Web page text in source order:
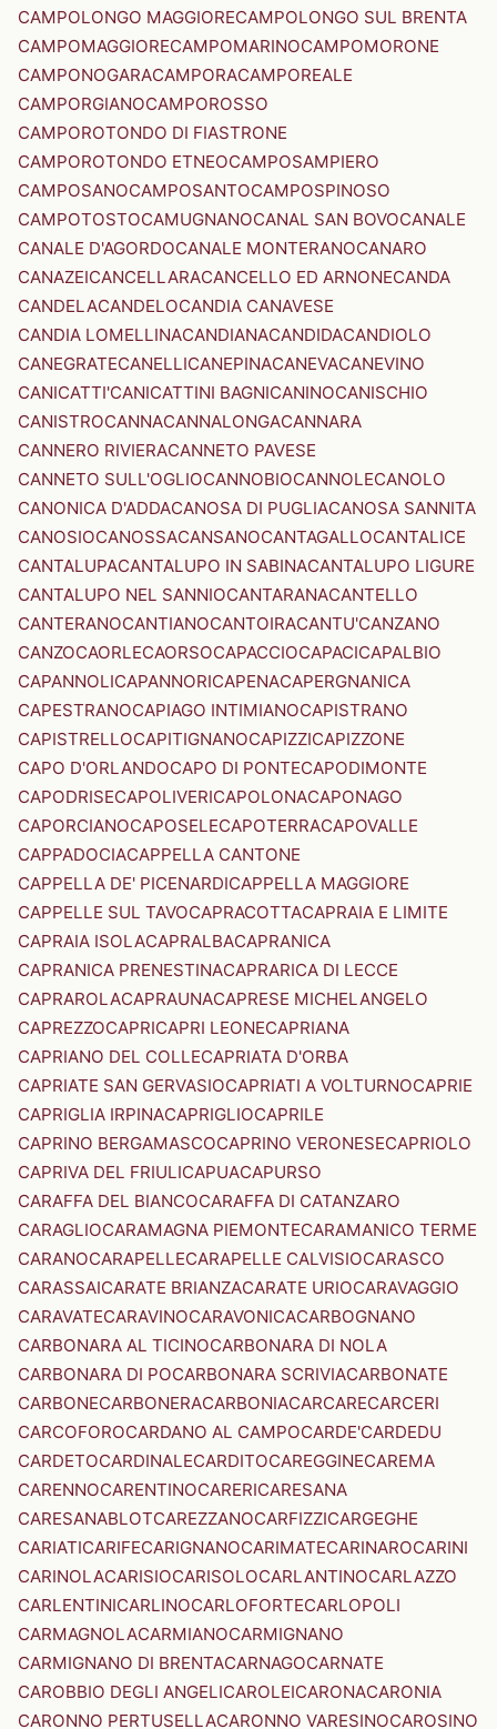
CAMPOLONGO MAGGIORECAMPOLONGO SUL BRENTA
CAMPOMAGGIORECAMPOMARINOCAMPOMORONE
CAMPONOGARACAMPORACAMPOREALE
CAMPORGIANOCAMPOROSSO
CAMPOROTONDO DI FIASTRONE
CAMPOROTONDO ETNEOCAMPOSAMPIERO
CAMPOSANOCAMPOSANTOCAMPOSPINOSO
CAMPOTOSTOCAMUGNANOCANAL SAN BOVOCANALE
CANALE D'AGORDOCANALE MONTERANOCANARO
CANAZEICANCELLARACANCELLO ED ARNONECANDA
CANDELACANDELOCANDIA CANAVESE
CANDIA LOMELLINACANDIANACANDIDACANDIOLO
CANEGRATECANELLICANEPINACANEVACANEVINO
CANICATTI'CANICATTINI BAGNICANINOCANISCHIO
CANISTROCANNACANNALONGACANNARA
CANNERO RIVIERACANNETO PAVESE
CANNETO SULL'OGLIOCANNOBIOCANNOLECANOLO
CANONICA D'ADDACANOSA DI PUGLIACANOSA SANNITA
CANOSIOCANOSSACANSANOCANTAGALLOCANTALICE
CANTALUPACANTALUPO IN SABINACANTALUPO LIGURE
CANTALUPO NEL SANNIOCANTARANACANTELLO
CANTERANOCANTIANOCANTOIRACANTU'CANZANO
CANZOCAORLECAORSOCAPACCIOCAPACICAPALBIO
CAPANNOLICAPANNORICAPENACAPERGNANICA
CAPESTRANOCAPIAGO INTIMIANOCAPISTRANO
CAPISTRELLOCAPITIGNANOCAPIZZICAPIZZONE
CAPO D'ORLANDOCAPO DI PONTECAPODIMONTE
CAPODRISECAPOLIVERICAPOLONACAPONAGO
CAPORCIANOCAPOSELECAPOTERRACAPOVALLE
CAPPADOCIACAPPELLA CANTONE
CAPPELLA DE' PICENARDICAPPELLA MAGGIORE
CAPPELLE SUL TAVOCAPRACOTTACAPRAIA E LIMITE
CAPRAIA ISOLACAPRALBACAPRANICA
CAPRANICA PRENESTINACAPRARICA DI LECCE
CAPRAROLACAPRAUNACAPRESE MICHELANGELO
CAPREZZOCAPRICAPRI LEONECAPRIANA
CAPRIANO DEL COLLECAPRIATA D'ORBA
CAPRIATE SAN GERVASIOCAPRIATI A VOLTURNOCAPRIE
CAPRIGLIA IRPINACAPRIGLIOCAPRILE
CAPRINO BERGAMASCOCAPRINO VERONESECAPRIOLO
CAPRIVA DEL FRIULICAPUACAPURSO
CARAFFA DEL BIANCOCARAFFA DI CATANZARO
CARAGLIOCARAMAGNA PIEMONTECARAMANICO TERME
CARANOCARAPELLECARAPELLE CALVISIOCARASCO
CARASSAICARATE BRIANZACARATE URIOCARAVAGGIO
CARAVATECARAVINOCARAVONICACARBOGNANO
CARBONARA AL TICINOCARBONARA DI NOLA
CARBONARA DI POCARBONARA SCRIVIACARBONATE
CARBONECARBONERACARBONIACARCARECARCERI
CARCOFOROCARDANO AL CAMPOCARDE'CARDEDU
CARDETOCARDINALECARDITOCAREGGINECAREMA
CARENNOCARENTINOCARERICARESANA
CARESANABLOTCAREZZANOCARFIZZICARGEGHE
CARIATICARIFECARIGNANOCARIMATECARINAROCARINI
CARINOLACARISIOCARISOLOCARLANTINOCARLAZZO
CARLENTINICARLINOCARLOFORTECARLOPOLI
CARMAGNOLACARMIANOCARMIGNANO
CARMIGNANO DI BRENTACARNAGOCARNATE
CAROBBIO DEGLI ANGELICAROLEICARONACARONIA
CARONNO PERTUSELLACARONNO VARESINOCAROSINO